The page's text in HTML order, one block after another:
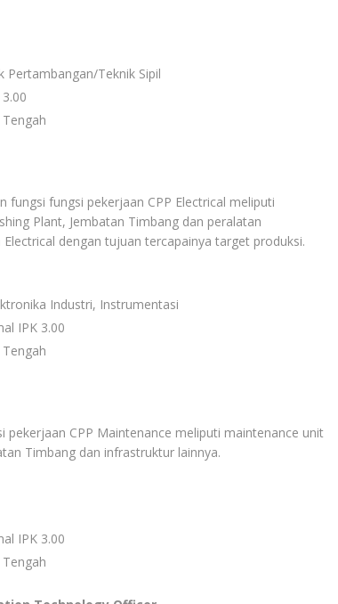
Pertambangan/Teknik Sipil
fungsi fungsi pekerjaan CPP Electrical meliputi
Plant, Jembatan Timbang dan peralatan
dengan tujuan tercapainya target produksi.
Industri, Instrumentasi
IPK 3.00
pekerjaan CPP Maintenance meliputi maintenance unit
Timbang dan infrastruktur lainnya.
IPK 3.00